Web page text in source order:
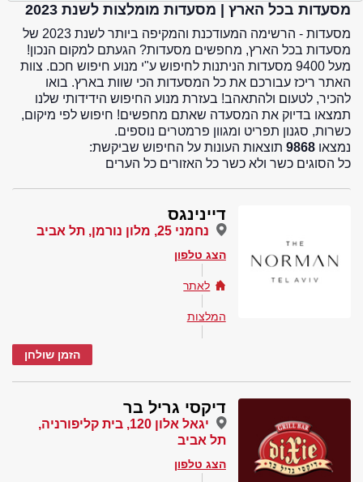
מסעדות בכל הארץ | מסעדות מומלצות לשנת 2023
מסעדות - הרשימה המעודכנת והמקיפה ביותר לשנת 2023 של
מסעדות בכל הארץ, מחפשים מסעדות? הגעתם למקום הנכון!
מעל 9400 מסעדות הניתנות לחיפוש ע"י מנוע חיפוש חכם. צוות
האתר ריכז עבורכם את כל המסעדות הכי שוות בארץ. בואו
להכיר, לטעום ולהתאהב! בעזרת מנוע החיפוש הידידותי שלנו
תמצאו בדיוק את המסעדה שאתם מחפשים! חיפוש לפי מיקום,
כשרות, סגנון תפריט ומגוון פרמטרים נוספים.
נמצאו 9868 תוצאות העונות על החיפוש שביקשת:
כל הסוגים כשר ולא כשר כל האזורים כל הערים
דיינינגס
נחמני 25, מלון נורמן, תל אביב
הצג טלפון
לאתר
המלצות
הזמן שולחן
דיקסי גריל בר
יגאל אלון 120, בית קליפורניה,
תל אביב
הצג טלפון